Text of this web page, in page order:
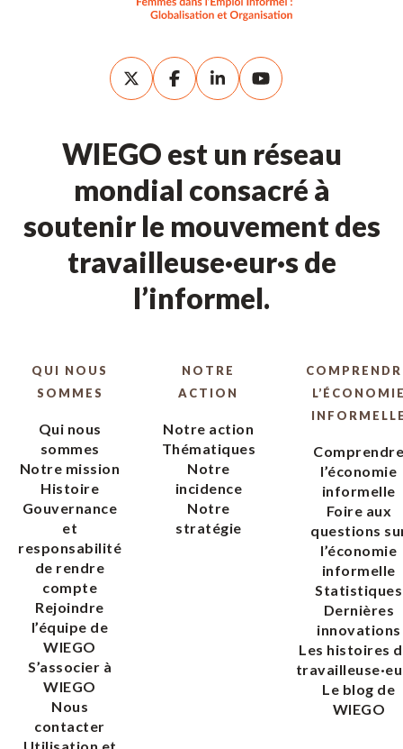
WIEGO est un réseau
mondial consacré à
soutenir le mouvement des
travailleuse·eur·s de
l’informel.
QUI NOUS
SOMMES
Qui nous
sommes
Notre mission
Histoire
Gouvernance
et
responsabilité
de rendre
compte
Rejoindre
l’équipe de
WIEGO
S’associer à
WIEGO
Nous
contacter
NOTRE
ACTION
Notre action
Thématiques
Notre
incidence
Notre
stratégie
l’économie
informelle
Foire aux
questions
l’économie
informelle
Statistiques
Dernières
innovations
Les histoires
Le blog de
WIEGO